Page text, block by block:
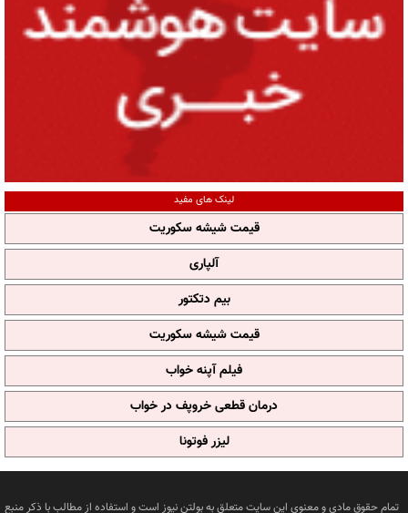
لینک های مفید
قیمت شیشه سکوریت
آلپاری
بیم دتکتور
قیمت شیشه سکوریت
فیلم آپنه خواب
درمان قطعی خروپف در خواب
لیزر فوتونا
تمام حقوق مادی و معنوی این سایت متعلق به بولتن نیوز است و استفاده از مطالب با ذکر منبع